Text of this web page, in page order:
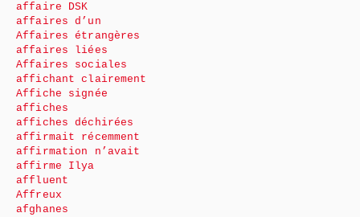
affaire DSK
affaires d’un
Affaires étrangères
affaires liées
Affaires sociales
affichant clairement
Affiche signée
affiches
affiches déchirées
affirmait récemment
affirmation n’avait
affirme Ilya
affluent
Affreux
afghanes